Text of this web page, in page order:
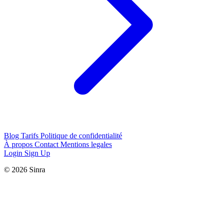
Blog Tarifs Politique de confidentialité
À propos Contact Mentions legales
Login Sign Up
© 2026 Sinra